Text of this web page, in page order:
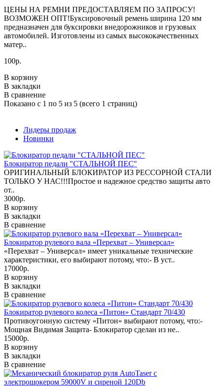
ЦЕНЫ НА РЕМНИ ПРЕДОСТАВЛЯЕМ ПО ЗАПРОСУ!
ВОЗМОЖЕН ОПТ!Буксировочный ремень ширина 120 мм
предназначен для буксировки внедорожников и грузовых
автомобилей. Изготовлены из самых высококачественных
матер..
100р.
В корзину
В закладки
В сравнение
Показано с 1 по 5 из 5 (всего 1 страниц)
Лидеры продаж
Новинки
Блокиратор педали "СТАЛЬНОЙ ПЕС"
ОРИГИНАЛЬНЫЙ БЛОКИРАТОР ИЗ РЕССОРНОЙ СТАЛИ
ТОЛЬКО У НАС!!!Простое и надежное средство защиты авто
от..
3000р.
В корзину
В закладки
В сравнение
Блокиратор рулевого вала «Перехват – Универсал»
«Перехват – Универсал» имеет уникальные технические
характеристики, его выбирают потому, что:- В уст..
17000р.
В корзину
В закладки
В сравнение
Блокиратор рулевого колеса «Питон» Стандарт 70/430
Противоугонную систему «Питон» выбирают потому, что:-
Мощная Видимая Защита- Блокиратор сделан из не..
15000р.
В корзину
В закладки
В сравнение